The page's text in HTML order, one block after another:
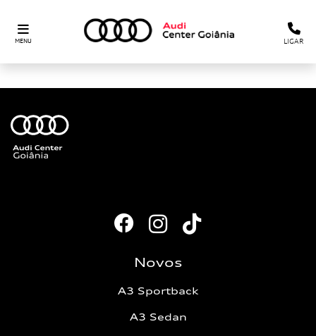
MENU LIGAR
Novos
A3 Sportback
A3 Sedan